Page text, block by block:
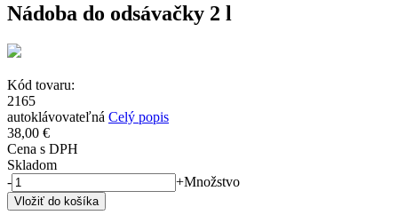
Nádoba do odsávačky 2 l
Kód tovaru:
2165
autoklávovateľná Celý popis
38,00 €
Cena s DPH
Skladom
-
+Množstvo